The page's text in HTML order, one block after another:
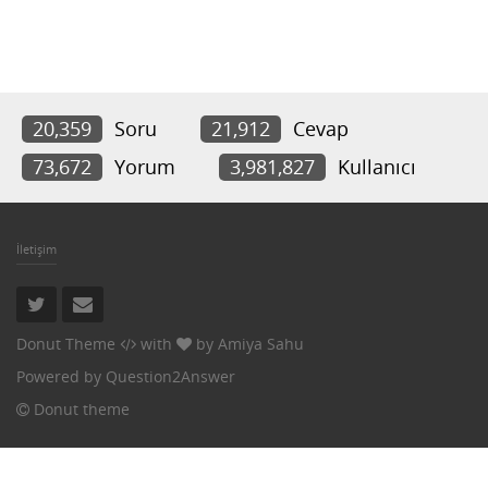
20,359 Soru 21,912
Cevap
73,672
Yorum 3,981,827 Kullanıcı
İletişim
Donut Theme with by Amiya Sahu
Powered by Question2Answer
Donut theme